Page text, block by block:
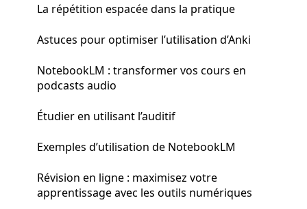
La répétition espacée dans la pratique
Astuces pour optimiser l’utilisation d’Anki
NotebookLM : transformer vos cours en
podcasts audio
Étudier en utilisant l’auditif
Exemples d’utilisation de NotebookLM
Révision en ligne : maximisez votre
apprentissage avec les outils numériques